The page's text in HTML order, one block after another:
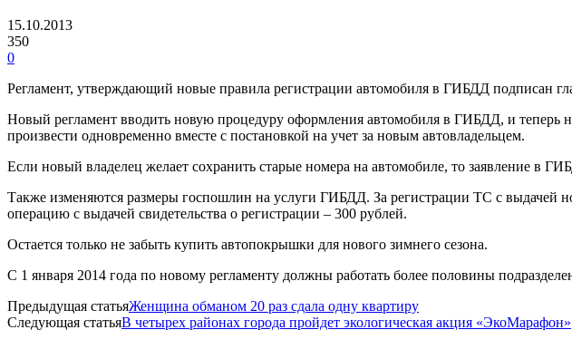
15.10.2013
350
0
Регламент, утверждающий новые правила регистрации автомобиля в ГИБДД подписан
Новый регламент вводить новую процедуру оформления автомобиля в ГИБДД, и
произвести одновременно вместе с постановкой на учет за новым автовладельцем.
Если новый владелец желает сохранить старые номера на автомобиле, то заявление в
Также изменяются размеры госпошлин на услуги ГИБДД. За регистрации ТС с выдачей
операцию с выдачей свидетельства о регистрации – 300 рублей.
Остается только не забыть купить автопокрышки для нового зимнего сезона.
С 1 января 2014 года по новому регламенту должны работать более половины
Предыдущая статьяЖенщина обманом 20 раз сдала одну квартиру
Следующая статьяВ четырех районах города пройдет экологическая акция «ЭкоМарафон»